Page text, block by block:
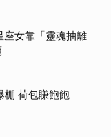
女靠「靈魂抽離
棚 荷包賺飽飽